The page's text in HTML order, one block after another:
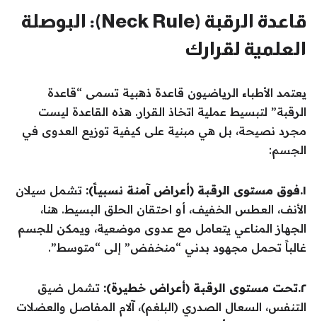
قاعدة الرقبة (Neck Rule): البوصلة
العلمية لقرارك
يعتمد الأطباء الرياضيون قاعدة ذهبية تسمى “قاعدة
الرقبة” لتبسيط عملية اتخاذ القرار. هذه القاعدة ليست
مجرد نصيحة، بل هي مبنية على كيفية توزيع العدوى في
الجسم:
١.فوق مستوى الرقبة (أعراض آمنة نسبياً):
تشمل سيلان
الأنف، العطس الخفيف، أو احتقان الحلق البسيط. هنا،
الجهاز المناعي يتعامل مع عدوى موضعية، ويمكن للجسم
غالباً تحمل مجهود بدني “منخفض” إلى “متوسط”.
٢.تحت مستوى الرقبة (أعراض خطيرة):
تشمل ضيق
التنفس، السعال الصدري (البلغم)، آلام المفاصل والعضلات